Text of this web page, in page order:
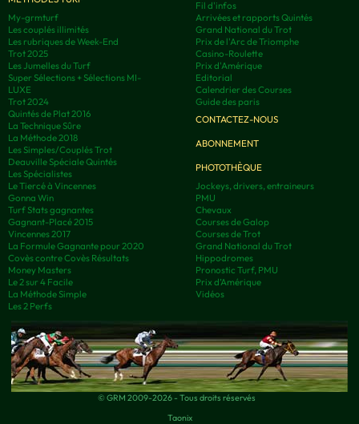
My-grmturf
Les couplés illimités
Les rubriques de Week-End
Trot 2025
Les Jumelles du Turf
Super Sélections + Sélections MI-
LUXE
Trot 2024
Quintés de Plat 2016
La Technique Sûre
La Méthode 2018
Les Simples/Couplés Trot
Deauville Spéciale Quintés
Les Spécialistes
Le Tiercé à Vincennes
Gonna Win
Turf Stats gagnantes
Gagnant-Placé 2015
Vincennes 2017
La Formule Gagnante pour 2020
Covès contre Covès Résultats
Money Masters
Le 2 sur 4 Facile
La Méthode Simple
Les 2 Perfs
Fil d'infos
Arrivées et rapports Quintés
Grand National du Trot
Prix de l'Arc de Triomphe
Casino-Roulette
Prix d'Amérique
Editorial
Calendrier des Courses
Guide des paris
CONTACTEZ-NOUS
ABONNEMENT
PHOTOTHÈQUE
Jockeys, drivers, entraineurs
PMU
Chevaux
Courses de Galop
Courses de Trot
Grand National du Trot
Hippodromes
Pronostic Turf, PMU
Prix d’Amérique
Vidéos
© GRM 2009-2026 - Tous droits réservés
Taonix